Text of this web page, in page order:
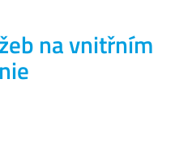
na vnitřním